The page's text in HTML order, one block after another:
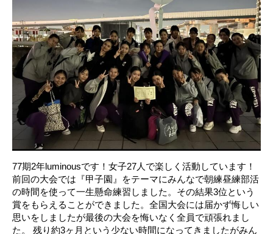
77期2年luminousです！女子27人で楽しく活動しています！
前回の大会では『甲子園』をテーマにみんなで朝練昼練部活
の時間を使って一生懸命練習しました。その結果3位という
賞をもらえることができました。全国大会には届かず悔しい
思いをしましたが最後の大会を悔いなく全員で頑張れまし
た。 残り約3ヶ月という少ない時間になってきましたがみん